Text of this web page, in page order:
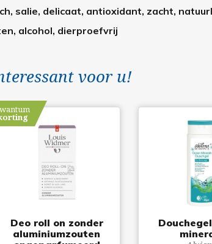
salie, delicaat, antioxidant, zacht,
alcohol, dierproefvrij
voor u!
Deo roll on zonder
aluminiumzouten